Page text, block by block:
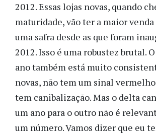
2012. Essas lojas novas, quando
maturidade, vão ter a maior
uma safra desde as que foram
2012. Isso é uma robustez brutal.
ano também está muito
novas, não tem um sinal
tem canibalização. Mas o delta
um ano para o outro não é
um número. Vamos dizer que eu